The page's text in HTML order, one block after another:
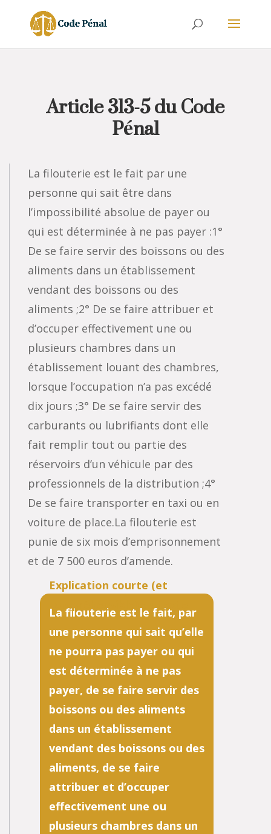
Article 313-5 du Code
Pénal
La filouterie est le fait par une
personne qui sait être dans
l’impossibilité absolue de payer ou
qui est déterminée à ne pas payer :1°
De se faire servir des boissons ou des
aliments dans un établissement
vendant des boissons ou des
aliments ;2° De se faire attribuer et
d’occuper effectivement une ou
plusieurs chambres dans un
établissement louant des chambres,
lorsque l’occupation n’a pas excédé
dix jours ;3° De se faire servir des
carburants ou lubrifiants dont elle
fait remplir tout ou partie des
réservoirs d’un véhicule par des
professionnels de la distribution ;4°
De se faire transporter en taxi ou en
voiture de place.La filouterie est
punie de six mois d’emprisonnement
et de 7 500 euros d’amende.
La filouterie est le fait, par
une personne qui sait qu’elle
ne pourra pas payer ou qui
est déterminée à ne pas
payer, de se faire servir des
boissons ou des aliments
dans un établissement
vendant des boissons ou des
aliments, de se faire
attribuer et d’occuper
effectivement une ou
plusieurs chambres dans un